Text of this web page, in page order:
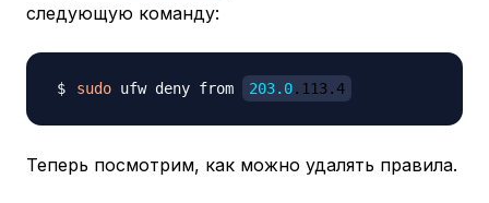
следующую команду:
sudo ufw deny from 203.0.113.4
Теперь посмотрим, как можно удалять правила.